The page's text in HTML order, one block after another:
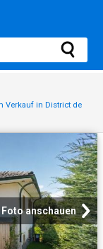
Verkauf in District de
Foto anschauen